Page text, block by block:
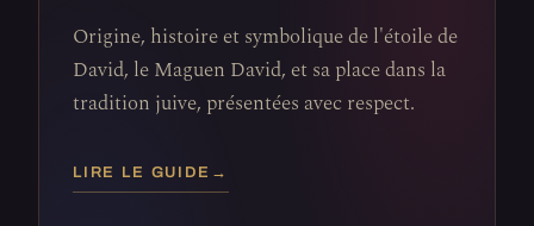
Origine, histoire et symbolique de l'étoile de
David, le Maguen David, et sa place dans la
tradition juive, présentées avec respect.
LIRE LE GUIDE →